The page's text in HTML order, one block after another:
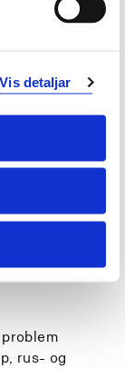
Vis detaljar
utdanning,
og
folkehelse og
rus- og